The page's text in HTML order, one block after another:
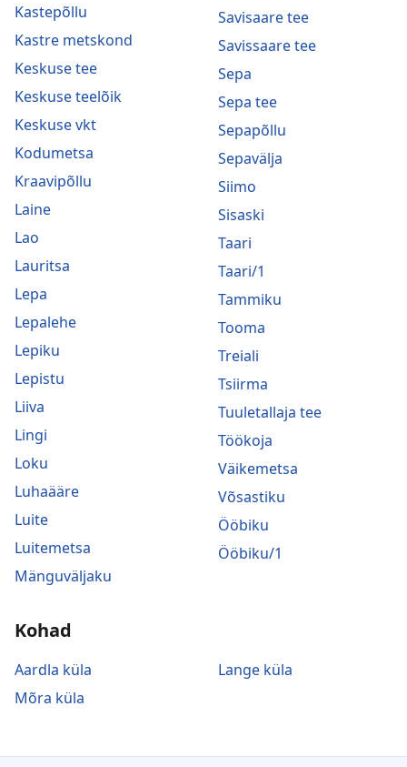
Kastepõllu
Kastre metskond
Keskuse tee
Keskuse teelõik
Keskuse vkt
Kodumetsa
Kraavipõllu
Laine
Lao
Lauritsa
Lepa
Lepalehe
Lepiku
Lepistu
Liiva
Lingi
Loku
Luhaääre
Luite
Luitemetsa
Mänguväljaku
Savisaare tee
Savissaare tee
Sepa
Sepa tee
Sepapõllu
Sepavälja
Siimo
Sisaski
Taari
Taari/1
Tammiku
Tooma
Treiali
Tsiirma
Tuuletallaja tee
Töökoja
Väikemetsa
Võsastiku
Ööbiku
Ööbiku/1
Kohad
Aardla küla
Mõra küla
Lange küla